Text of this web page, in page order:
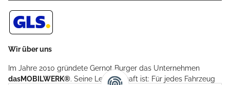
Wir über uns
Im Jahre 2010 gründete Gernot Burger das Unternehmen
dasMOBILWERK®. Seine Leidenschaft ist: Für jedes Fahrzeug